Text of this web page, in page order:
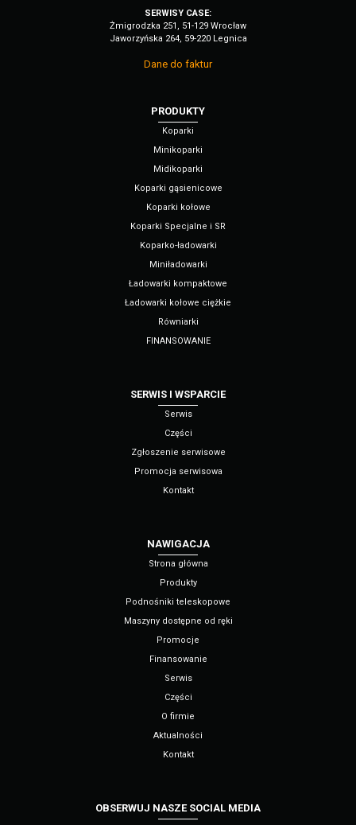
SERWISY CASE:
Żmigrodzka 251, 51-129 Wrocław
Jaworzyńska 264, 59-220 Legnica
Dane do faktur
PRODUKTY
Koparki
Minikoparki
Midikoparki
Koparki gąsienicowe
Koparki kołowe
Koparki Specjalne i SR
Koparko-ładowarki
Miniładowarki
Ładowarki kompaktowe
Ładowarki kołowe ciężkie
Równiarki
FINANSOWANIE
SERWIS I WSPARCIE
Serwis
Części
Zgłoszenie serwisowe
Promocja serwisowa
Kontakt
NAWIGACJA
Strona główna
Produkty
Podnośniki teleskopowe
Maszyny dostępne od ręki
Promocje
Finansowanie
Serwis
Części
O firmie
Aktualności
Kontakt
OBSERWUJ NASZE SOCIAL MEDIA